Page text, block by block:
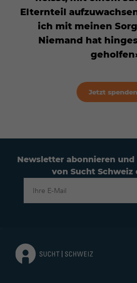
Elternteil
ich mit meinen
Niemand hat
geholfen
Jetzt spenden
Newsletter abonnieren
von Sucht Schweiz